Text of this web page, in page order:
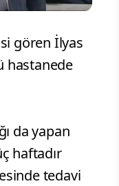
gören İlyas
hastanede
da yapan
haftadır
tedavi